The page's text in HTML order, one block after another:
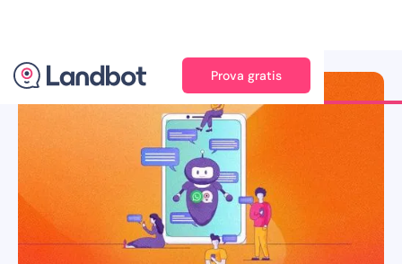
Prova gratis
Illustrator: Adan Augusto